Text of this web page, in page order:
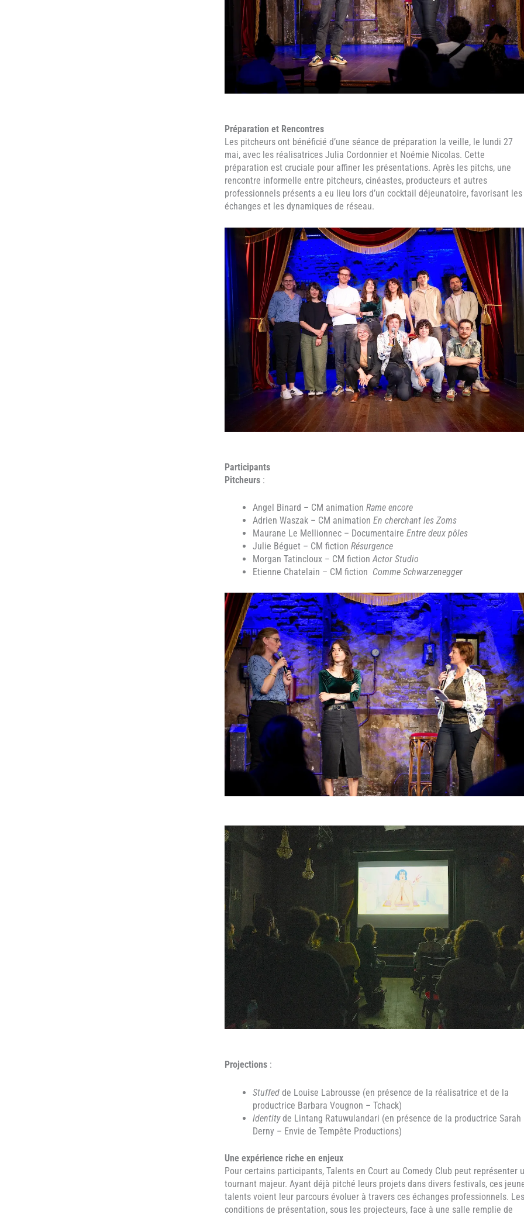
Préparation et Rencontres
Les pitcheurs ont bénéficié d’une séance de préparation la veille, le lundi 27
mai, avec les réalisatrices Julia Cordonnier et Noémie Nicolas. Cette
préparation est cruciale pour affiner les présentations. Après les pitchs, une
rencontre informelle entre pitcheurs, cinéastes, producteurs et autres
professionnels présents a eu lieu lors d’un cocktail déjeunatoire, favorisant les
échanges et les dynamiques de réseau.
Participants
Pitcheurs :
Angel Binard – CM animation Rame encore
Adrien Waszak – CM animation En cherchant les Zoms
Maurane Le Mellionnec – Documentaire Entre deux pôles
Julie Béguet – CM fiction Résurgence
Morgan Tatincloux – CM fictionActor Studio
Etienne Chatelain – CM fiction Comme Schwarzenegger
Projections :
Stuffed de Louise Labrousse (en présence de la réalisatrice et de la
productrice Barbara Vougnon – Tchack)
Identityde Lintang Ratuwulandari (en présence de la productrice Sarah
Derny – Envie de Tempête Productions)
Une expérience riche en enjeux
Pour certains participants, Talents en Court au Comedy Club peut représenter
tournant majeur. Ayant déjà pitché leurs projets dans divers festivals, ces
talents voient leur parcours évoluer à travers ces échanges professionnels. Les
conditions de présentation, sous les projecteurs, face à une salle remplie de